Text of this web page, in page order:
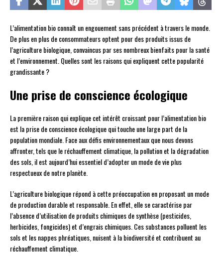
L’alimentation bio connaît un engouement sans précédent à travers le monde.
De plus en plus de consommateurs optent pour des produits issus de
l’agriculture biologique, convaincus par ses nombreux bienfaits pour la santé
et l’environnement. Quelles sont les raisons qui expliquent cette popularité
grandissante ?
Une prise de conscience écologique
La première raison qui explique cet intérêt croissant pour l’alimentation bio
est la prise de conscience écologique qui touche une large part de la
population mondiale. Face aux défis environnementaux que nous devons
affronter, tels que le réchauffement climatique, la pollution et la dégradation
des sols, il est aujourd’hui essentiel d’adopter un mode de vie plus
respectueux de notre planète.
L’agriculture biologique répond à cette préoccupation en proposant un mode
de production durable et responsable. En effet, elle se caractérise par
l’absence d’utilisation de produits chimiques de synthèse (pesticides,
herbicides, fongicides) et d’engrais chimiques. Ces substances polluent les
sols et les nappes phréatiques, nuisent à la biodiversité et contribuent au
réchauffement climatique.